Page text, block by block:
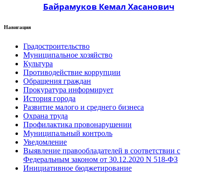
Байрамуков Кемал Хасанович
Навигация
Градостроительство
Муниципальное хозяйство
Культура
Противодействие коррупции
Обращения граждан
Прокуратура информирует
История города
Развитие малого и среднего бизнеса
Охрана труда
Профилактика провонарушении
Муниципальный контроль
Уведомление
Выявление правообладателей в соответствии с
Федеральным законом от 30.12.2020 N 518-ФЗ
Инициативное бюджетирование